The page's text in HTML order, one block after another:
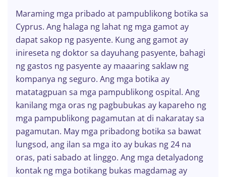
Maraming mga pribado at pampublikong botika sa
Cyprus. Ang halaga ng lahat ng mga gamot ay
dapat sakop ng pasyente. Kung ang gamot ay
inireseta ng doktor sa dayuhang pasyente, bahagi
ng gastos ng pasyente ay maaaring saklaw ng
kompanya ng seguro. Ang mga botika ay
matatagpuan sa mga pampublikong ospital. Ang
kanilang mga oras ng pagbubukas ay kapareho ng
mga pampublikong pagamutan at di nakaratay sa
pagamutan. May mga pribadong botika sa bawat
lungsod, ang ilan sa mga ito ay bukas ng 24 na
oras, pati sabado at linggo. Ang mga detalyadong
kontak ng mga botikang bukas magdamag ay